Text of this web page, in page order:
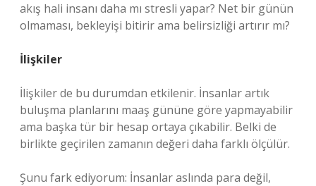
akış hali insanı daha mı stresli yapar? Net bir günün
olmaması, bekleyişi bitirir ama belirsizliği artırır mı?
İlişkiler
İlişkiler de bu durumdan etkilenir. İnsanlar artık
buluşma planlarını maaş gününe göre yapmayabilir
ama başka tür bir hesap ortaya çıkabilir. Belki de
birlikte geçirilen zamanın değeri daha farklı ölçülür.
Şunu fark ediyorum: İnsanlar aslında para değil,